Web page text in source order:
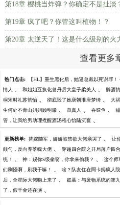
第18章 樱桃当炸弹？你确定不是扯淡
第19章 疯了吧？你管这叫植物！？
第20章 太逆天了！这是什么级别的火
查看更多
热门点击: 【HL】重生黑化后，她逼总裁以死谢罪
情人 、 和姐姐互换化兽丹后大皇子柔美人 、 醉酒
桐宋时礼苏韵怡 、 彻底毁了她唐朝淮唐梦绮 、 大祸
生何处不青山姐姐顾明澈 、 蛊真人 、 吞噬鱼 、
管，让我给男助理煮醒酒汤程心怡陆沉宴 、
更新榜单: 替嫁随军，娇娇被禁欲大佬亲哭了 、 让
颠勺，反向养落魄大佬 、 穿越四合院之开局落户四
统！ 、 神：赐你S级偷窃，你拿来偷我？ 、 这个师
们刷怪啊，刷我干嘛！ 、 啥？队友住在阿卡姆疯人
后，全星际大佬吻上来了 、 盗墓：与废物系统的第
了，假千金还在演 、